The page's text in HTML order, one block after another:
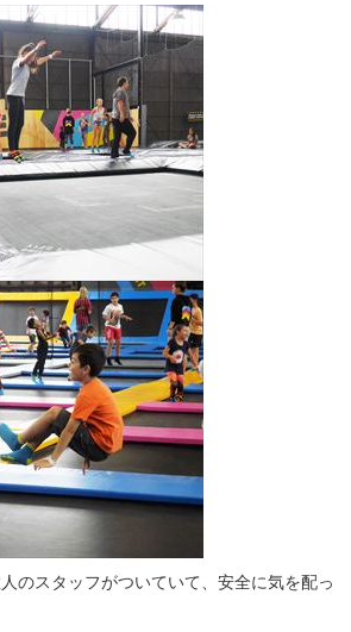
のスタッフがついていて、安全に気を配っ